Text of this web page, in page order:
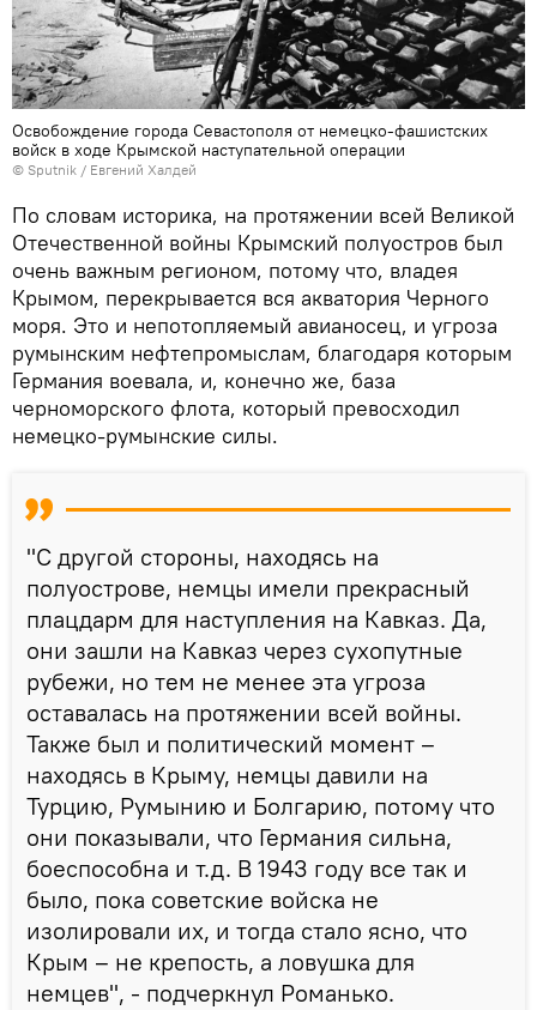
Освобождение города Севастополя от немецко-фашистских
войск в ходе Крымской наступательной операции
© Sputnik / Евгений Халдей
По словам историка, на протяжении всей Великой
Отечественной войны Крымский полуостров был
очень важным регионом, потому что, владея
Крымом, перекрывается вся акватория Черного
моря. Это и непотопляемый авианосец, и угроза
румынским нефтепромыслам, благодаря которым
Германия воевала, и, конечно же, база
черноморского флота, который превосходил
немецко-румынские силы.
"С другой стороны, находясь на
полуострове, немцы имели прекрасный
плацдарм для наступления на Кавказ. Да,
они зашли на Кавказ через сухопутные
рубежи, но тем не менее эта угроза
оставалась на протяжении всей войны.
Также был и политический момент –
находясь в Крыму, немцы давили на
Турцию, Румынию и Болгарию, потому что
они показывали, что Германия сильна,
боеспособна и т.д. В 1943 году все так и
было, пока советские войска не
изолировали их, и тогда стало ясно, что
Крым – не крепость, а ловушка для
немцев", - подчеркнул Романько.